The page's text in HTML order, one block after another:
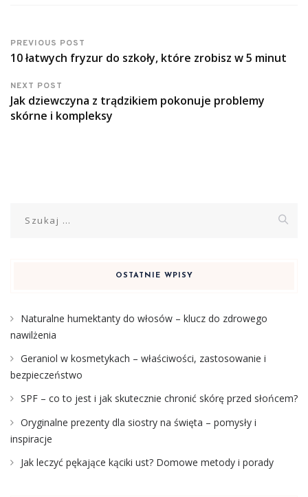
PREVIOUS POST
10 łatwych fryzur do szkoły, które zrobisz w 5 minut
NEXT POST
Jak dziewczyna z trądzikiem pokonuje problemy
skórne i kompleksy
OSTATNIE WPISY
Naturalne humektanty do włosów – klucz do zdrowego
nawilżenia
Geraniol w kosmetykach – właściwości, zastosowanie i
bezpieczeństwo
SPF – co to jest i jak skutecznie chronić skórę przed słońcem?
Oryginalne prezenty dla siostry na święta – pomysły i
inspiracje
Jak leczyć pękające kąciki ust? Domowe metody i porady